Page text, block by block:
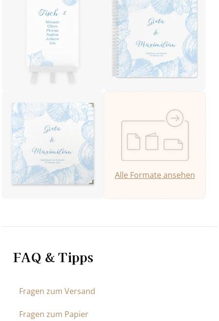
Alle Formate ansehen
FAQ & Tipps
Fragen zum Versand
Fragen zum Papier